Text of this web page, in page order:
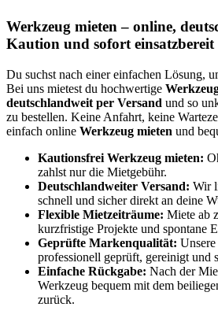
Werkzeug mieten – online,
Kaution und sofort einsatzbereit
Du suchst nach einer einfachen Lösung,
Bei uns mietest du hochwertige
deutschlandweit per Versand und so
zu bestellen. Keine Anfahrt, keine
einfach online Werkzeug mieten und
Kautionsfrei Werkzeug mieten:
zahlst nur die Mietgebühr.
Deutschlandweiter Versand: Wir
schnell und sicher direkt an deine
Flexible Mietzeiträume: Miete ab
kurzfristige Projekte und spontane
Geprüfte Markenqualität:
professionell geprüft, gereinigt und
Einfache Rückgabe: Nach der
Werkzeug bequem mit dem
zurück.